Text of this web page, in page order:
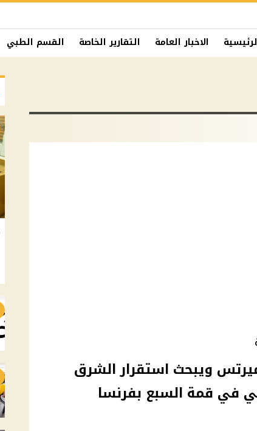
الاخبار العامة التقارير الخاصة القسم الطبي
ويبحث استقرار الشرق
في قمة السبع بفرنسا